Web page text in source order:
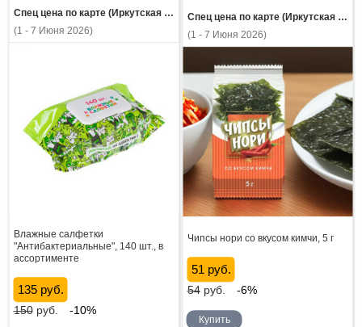
Спец цена по карте (Иркутская область)
(1 - 7 Июня 2026)
Влажные салфетки
"Антибактериальные", 140 шт., в
ассортименте
135 руб.
150руб. -10%
Спец цена по карте (Иркутская область)
(1 - 7 Июня 2026)
Чипсы нори со вкусом кимчи, 5 г
51 руб.
54руб. -6%
Купить